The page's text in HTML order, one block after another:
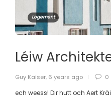
Logement
Léiw
Guy Kaiser, 6 years ago 0
ech weess! Dir hutt och Aert